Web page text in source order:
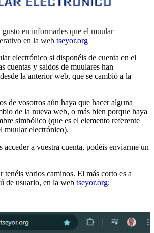
en informarles que el muular
en la web tseyor.org
electrónico si disponéis de cuenta en el
cuentas y saldos de muulares han
la anterior web, que se cambió a la
de vosotros aún haya que hacer alguna
de la nueva web, o más bien porque haya
simbólico (que es el elemento referente
muular electrónico).
acceder a vuestra cuenta, podéis enviarme un
tenéis varios caminos. El más corto es a
de usuario, en la web tseyor.org: